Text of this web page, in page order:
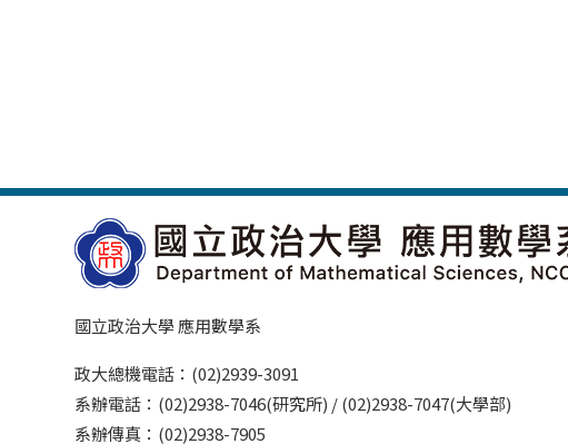
國立政治大學 應用數學系
政大總機電話：(02)2939-3091
系辦電話：(02)2938-7046(研究所) / (02)2938-7047(大學部)
系辦傳真：(02)2938-7905